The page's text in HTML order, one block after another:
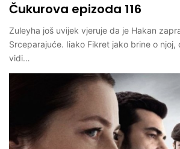
Čukurova epizoda 116
Zuleyha još uvijek vjeruje da je Hakan
Srceparajuće. Iiako Fikret jako brine o njoj,
vidi…